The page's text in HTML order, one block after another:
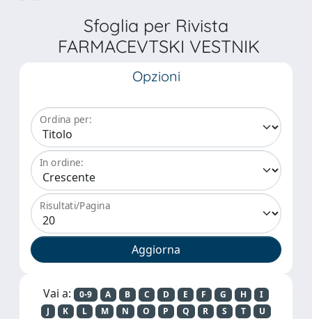
Sfoglia per Rivista
FARMACEVTSKI VESTNIK
Opzioni
Ordina per:
In ordine:
Risultati/Pagina
Vai a: 0-9 A B C D E F G H
I
J
K L M N O P Q R S T
U